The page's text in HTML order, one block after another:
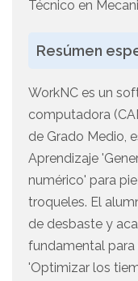
Técnico en
Resúmen
WorkNC es un
computadora
de Grado Medio,
Aprendizaje
numérico' para
troqueles. El
de desbaste y
fundamental para
'Optimizar los